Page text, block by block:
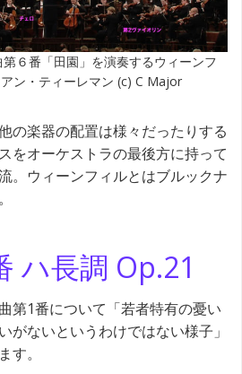
６番「田園」を演奏するウィーンフ
ン・ティーレマン (c) C Major
の楽器の配置は様々だったりする
をオーケストラの最後方に持って
。ウィーンフィルとはブルックナ
ハ長調 Op.21
第1番について「若者特有の憂い
がないというわけではない様子」
す。